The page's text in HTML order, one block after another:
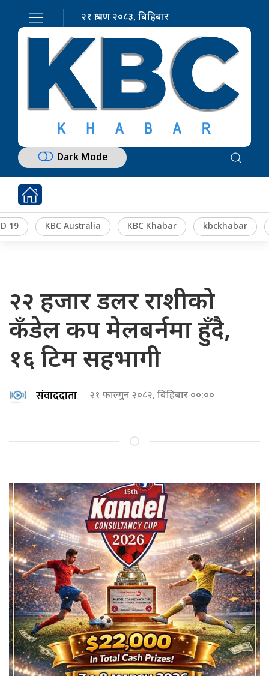
२१ श्रावण २०८३, बिहिबार
Dark Mode
19 KBC Australia KBC Khabar kbckhabar
२२ हजार डलर राशीको
कँडेल कप मेलबर्नमा हुँदै,
१६ टिम सहभागी
संवाददाता २१ फाल्गुन २०८२, बिहिबार ००:००